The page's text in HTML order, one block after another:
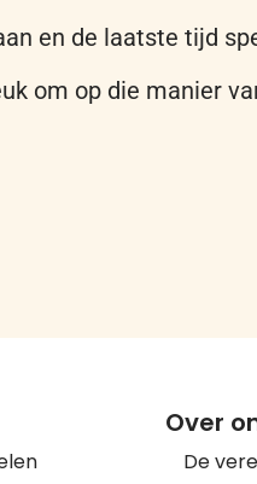
en de laatste tijd
om op die manier
Over
De